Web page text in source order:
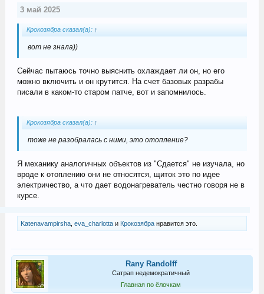
3 май 2025
Крокозябра сказал(а): ↑
вот не знала))
Сейчас пытаюсь точно выяснить охлаждает ли он, но его
можно включить и он крутится. На счет базовых разрабы
писали в каком-то старом патче, вот и запомнилось.
Крокозябра сказал(а): ↑
тоже не разобралась с ними, это отопление?
Я механику аналогичных объектов из "Сдается" не изучала, но
вроде к отоплению они не относятся, щиток это по идее
электричество, а что дает водонагреватель честно говоря не в
курсе.
Katenavampirsha, eva_charlottaи Крокозябранравится это.
Rany Randolff
Сатрап недемократичный
Главная по ёлочкам